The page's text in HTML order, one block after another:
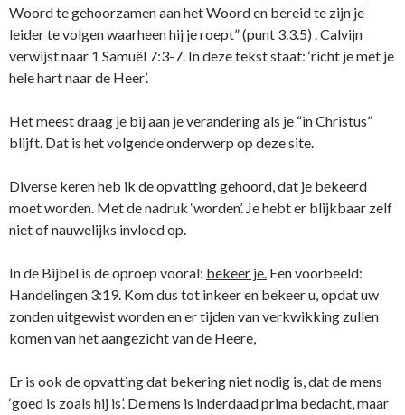
Woord te gehoorzamen aan het Woord en bereid te zijn je
leider te volgen waarheen hij je roept” (punt 3.3.5) . Calvijn
verwijst naar 1 Samuël 7:3-7. In deze tekst staat: ‘richt je met je
hele hart naar de Heer’.
Het meest draag je bij aan je verandering als je “in Christus”
blijft. Dat is het volgende onderwerp op deze site.
Diverse keren heb ik de opvatting gehoord, dat je bekeerd
moet worden. Met de nadruk ‘worden’. Je hebt er blijkbaar zelf
niet of nauwelijks invloed op.
In de Bijbel is de oproep vooral: bekeer je. Een voorbeeld:
Handelingen 3:19. Kom dus tot inkeer en bekeer u, opdat uw ​
zonden​ uitgewist worden en er tijden van verkwikking zullen
komen van het aangezicht van de Heere,
Er is ook de opvatting dat bekering niet nodig is, dat de mens
‘goed is zoals hij is’. De mens is inderdaad prima bedacht, maar